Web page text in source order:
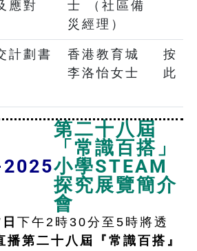
應對
士 （社區備
災經理）
計劃書
香港教育城
李洛怡女士
按
此
第二十八屆
「常識百搭」
小學STEAM
探究展覽簡介
會
下午2時30分至5時將透
第二十八屆『常識百搭』